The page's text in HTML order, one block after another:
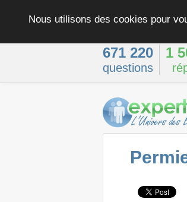
Nous utilisons des cookies pour
671 220
questions
1